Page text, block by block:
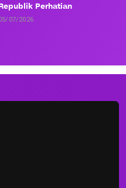
Perhatian
07/2026